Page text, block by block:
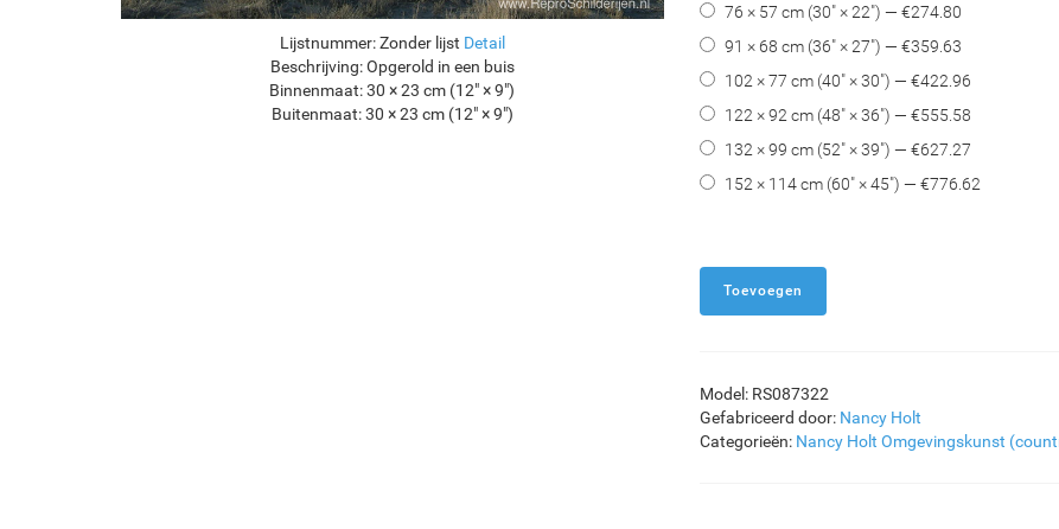
Lijstnummer: Zonder lijst Detail
Beschrijving: Opgerold in een buis
Binnenmaat: 30 × 23 cm (12" × 9")
Buitenmaat: 30 × 23 cm (12" × 9")
76 × 57 cm (30" × 22") — €274.80
91 × 68 cm (36" × 27") — €359.63
102 × 77 cm (40" × 30") — €422.96
122 × 92 cm (48" × 36") — €555.58
132 × 99 cm (52" × 39") — €627.27
152 × 114 cm (60" × 45") — €776.62
Model: RS087322
Gefabriceerd door: Nancy Holt
Categorieën: Nancy Holt Omgevingskunst